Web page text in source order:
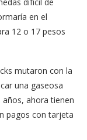
en el
12 o 17 pesos
mutaron con la
una gaseosa
ahora tienen
pagos con tarjeta